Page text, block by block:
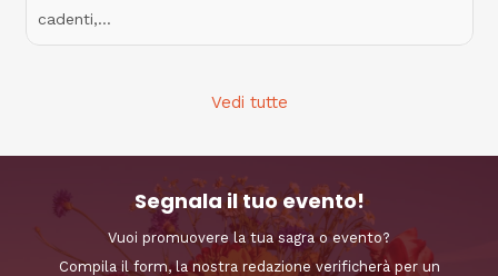
cadenti,…
Vedi tutte
Segnala il tuo evento!
Vuoi promuovere la tua sagra o evento?
Compila il form, la nostra redazione verificherà per un